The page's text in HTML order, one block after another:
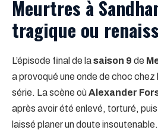
Meurtres à
tragique ou
L’épisode final de lasaison 9 de
a provoqué une onde de choc
série. La scène oùAlexander
après avoir été enlevé, torturé,
laissé planer un doute